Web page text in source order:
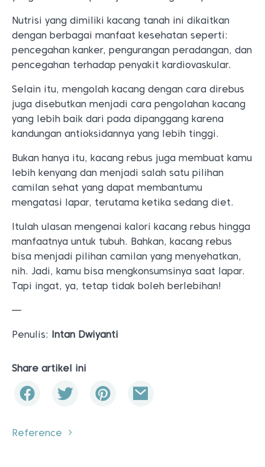
Nutrisi yang dimiliki kacang tanah ini dikaitkan
dengan berbagai manfaat kesehatan seperti:
pencegahan kanker, pengurangan peradangan, dan
pencegahan terhadap penyakit kardiovaskular.
Selain itu, mengolah kacang dengan cara direbus
juga disebutkan menjadi cara pengolahan kacang
yang lebih baik dari pada dipanggang karena
kandungan antioksidannya yang lebih tinggi.
Bukan hanya itu, kacang rebus juga membuat kamu
lebih kenyang dan menjadi salah satu pilihan
camilan sehat yang dapat membantumu
mengatasi lapar, terutama ketika sedang diet.
Itulah ulasan mengenai kalori kacang rebus hingga
manfaatnya untuk tubuh. Bahkan, kacang rebus
bisa menjadi pilihan camilan yang menyehatkan,
nih. Jadi, kamu bisa mengkonsumsinya saat lapar.
Tapi ingat, ya, tetap tidak boleh berlebihan!
—
Penulis: Intan Dwiyanti
Share artikel ini
Reference